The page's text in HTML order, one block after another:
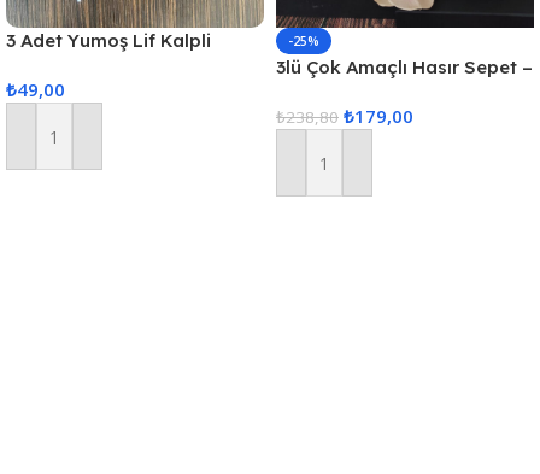
3 Adet Yumoş Lif Kalpli
₺49,00
Sepete Ekle
-25%
3lü Çok Amaçlı Hasır Sepet –
₺238,80 ₺179,00
Sepete Ekle